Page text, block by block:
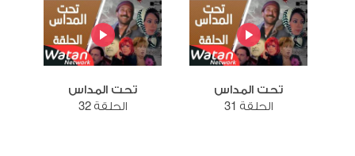
تحت المداس
الحلقة 31
تحت المداس
الحلقة 32